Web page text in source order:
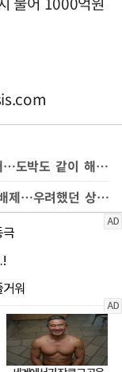
"'MC몽, 차가원과 불륜 인정' 문자 공개…도박도 같이 해" PD수첩 보도
차가원 "MC몽 성매매 제보 받고 업무 배제…우려했던 상황"